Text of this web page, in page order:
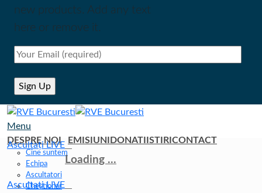
new products. Add any text
here or remove it.
Menu
DESPRE NOI
Cine suntem
Echipa
Ascultatori
Chestionar
EMISIUNI DONATII STIRI CONTACT
Ascultați LIVE
Loading ...
Ascultați LIVE